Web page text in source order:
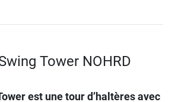
Tower NOHRD
est une tour d’haltères avec